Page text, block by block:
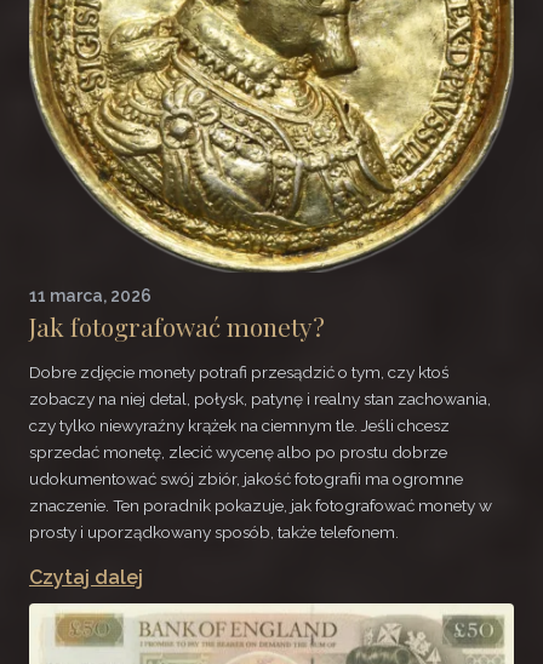
11 marca, 2026
Jak fotografować monety?
Dobre zdjęcie monety potrafi przesądzić o tym, czy ktoś
zobaczy na niej detal, połysk, patynę i realny stan zachowania,
czy tylko niewyraźny krążek na ciemnym tle. Jeśli chcesz
sprzedać monetę, zlecić wycenę albo po prostu dobrze
udokumentować swój zbiór, jakość fotografii ma ogromne
znaczenie. Ten poradnik pokazuje, jak fotografować monety w
prosty i uporządkowany sposób, także telefonem.
Czytaj dalej